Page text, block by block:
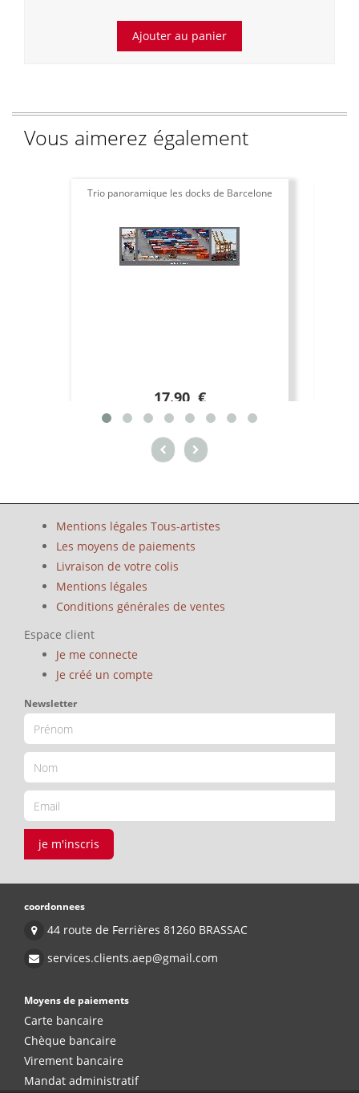
Vous aimerez également
Trio panoramique les docks de Barcelone
17.90 €
Mentions légales Tous-artistes
Les moyens de paiements
Livraison de votre colis
Mentions légales
Conditions générales de ventes
Espace client
Je me connecte
Je créé un compte
Newsletter
je m'inscris
coordonnees
44 route de Ferrières 81260 BRASSAC
services.clients.aep@gmail.com
Moyens de paiements
Carte bancaire
Chèque bancaire
Virement bancaire
Mandat administratif